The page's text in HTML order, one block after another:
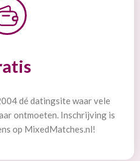
dé datingsite waar vele
ontmoeten. Inschrijving is
op MixedMatches.nl!